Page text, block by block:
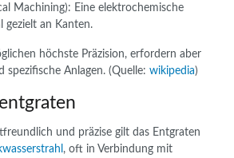
Machining): Eine elektrochemische
gezielt an Kanten.
höchste Präzision, erfordern aber
spezifische Anlagen. (Quelle: wikipedia)
und präzise gilt das Entgraten
, oft in Verbindung mit